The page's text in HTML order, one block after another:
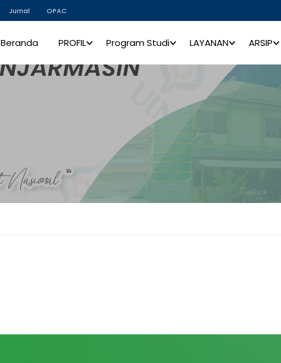
Jurnal OPAC
Beranda PROFIL Program Studi LAYANAN ARSIP